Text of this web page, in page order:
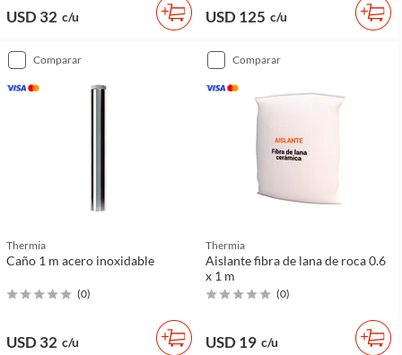
USD 32 c/u USD 125 c/u
comparar
Thermia
Caño 1 m acero inoxidable
(0)
USD 32 c/u
comparar
Thermia
Aislante fibra de lana de roca 0.6
x 1 m
(0)
USD 19 c/u